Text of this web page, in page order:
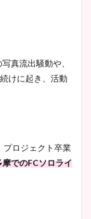
真流出騒動や、
けに起き、活動
プロジェクト卒業
でのFCソロライ